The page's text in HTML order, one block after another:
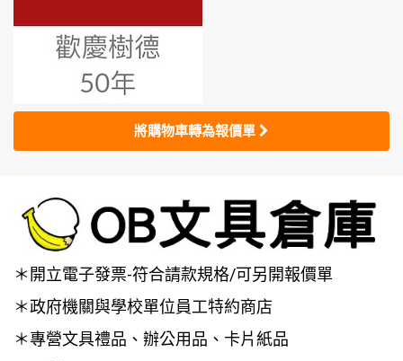
將購物車轉為報價單
＊開立電子發票-符合請款規格/可另開報價單
＊政府機關與學校單位員工特約商店
＊專營文具禮品、辦公用品、卡片紙品